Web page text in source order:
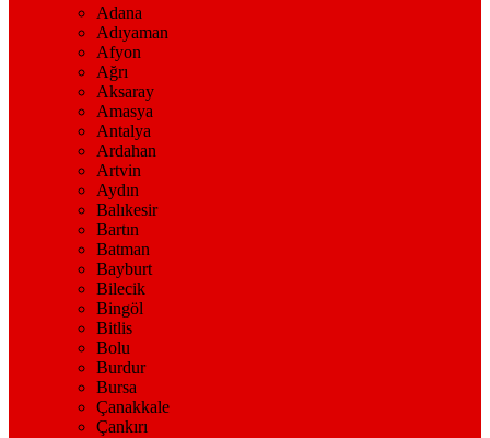
Adana
Adıyaman
Afyon
Ağrı
Aksaray
Amasya
Antalya
Ardahan
Artvin
Aydın
Balıkesir
Bartın
Batman
Bayburt
Bilecik
Bingöl
Bitlis
Bolu
Burdur
Bursa
Çanakkale
Çankırı